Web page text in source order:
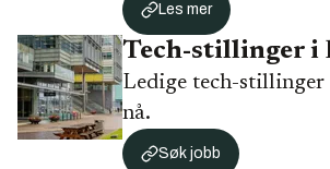
Les mer
Tech-stillinger i
Ledige tech-stillinger
nå.
Søk jobb